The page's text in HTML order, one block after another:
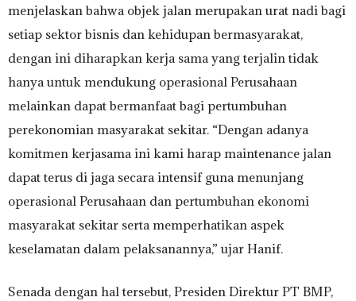
menjelaskan bahwa objek jalan merupakan urat nadi bagi
setiap sektor bisnis dan kehidupan bermasyarakat,
dengan ini diharapkan kerja sama yang terjalin tidak
hanya untuk mendukung operasional Perusahaan
melainkan dapat bermanfaat bagi pertumbuhan
perekonomian masyarakat sekitar. “Dengan adanya
komitmen kerjasama ini kami harap maintenance jalan
dapat terus di jaga secara intensif guna menunjang
operasional Perusahaan dan pertumbuhan ekonomi
masyarakat sekitar serta memperhatikan aspek
keselamatan dalam pelaksanannya,” ujar Hanif.
Senada dengan hal tersebut, Presiden Direktur PT BMP,